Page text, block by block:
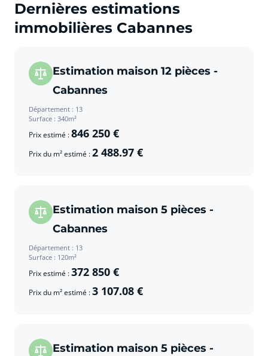
Dernières estimations
immobilières Cabannes
Estimation maison 12 pièces -
Cabannes
Département : 13
Surface : 340m²
Prix estimé :846 250 €
Prix du m² estimé :2 488.97 €
Estimation maison 5 pièces -
Cabannes
Département : 13
Surface : 120m²
Prix estimé :372 850 €
Prix du m² estimé :3 107.08 €
Estimation maison 5 pièces -